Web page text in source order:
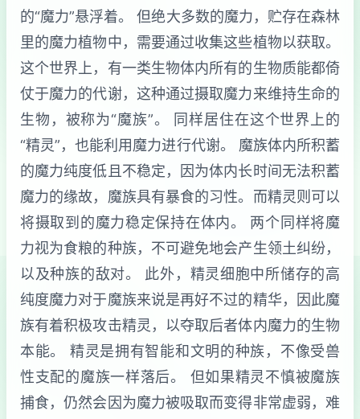
的“魔力”悬浮着。 但绝大多数的魔力，贮存在森林
里的魔力植物中，需要通过收集这些植物以获取。
这个世界上，有一类生物体内所有的生物质能都倚
仗于魔力的代谢，这种通过摄取魔力来维持生命的
生物，被称为“魔族”。 同样居住在这个世界上的
“精灵”，也能利用魔力进行代谢。 魔族体内所积蓄
的魔力纯度低且不稳定，因为体内长时间无法积蓄
魔力的缘故，魔族具有暴食的习性。而精灵则可以
将摄取到的魔力稳定保持在体内。 两个同样将魔
力视为食粮的种族，不可避免地会产生领土纠纷，
以及种族的敌对。 此外，精灵细胞中所储存的高
纯度魔力对于魔族来说是再好不过的精华，因此魔
族有着积极攻击精灵，以夺取后者体内魔力的生物
本能。 精灵是拥有智能和文明的种族，不像受兽
性支配的魔族一样落后。 但如果精灵不慎被魔族
捕食，仍然会因为魔力被吸取而变得非常虚弱，难